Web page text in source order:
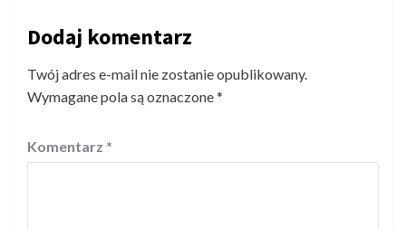
Dodaj komentarz
Twój adres e-mail nie zostanie opublikowany.
Wymagane pola są oznaczone*
Komentarz *